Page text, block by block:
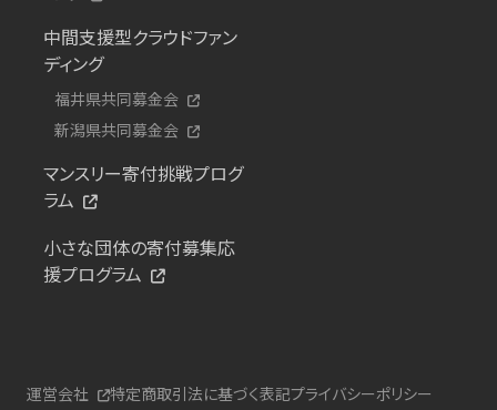
中間支援型クラウドファン
ディング
福井県共同募金会
新潟県共同募金会
マンスリー寄付挑戦プログ
ラム
小さな団体の寄付募集応
援プログラム
運営会社 特定商取引法に基づく表記プライバシーポリシー